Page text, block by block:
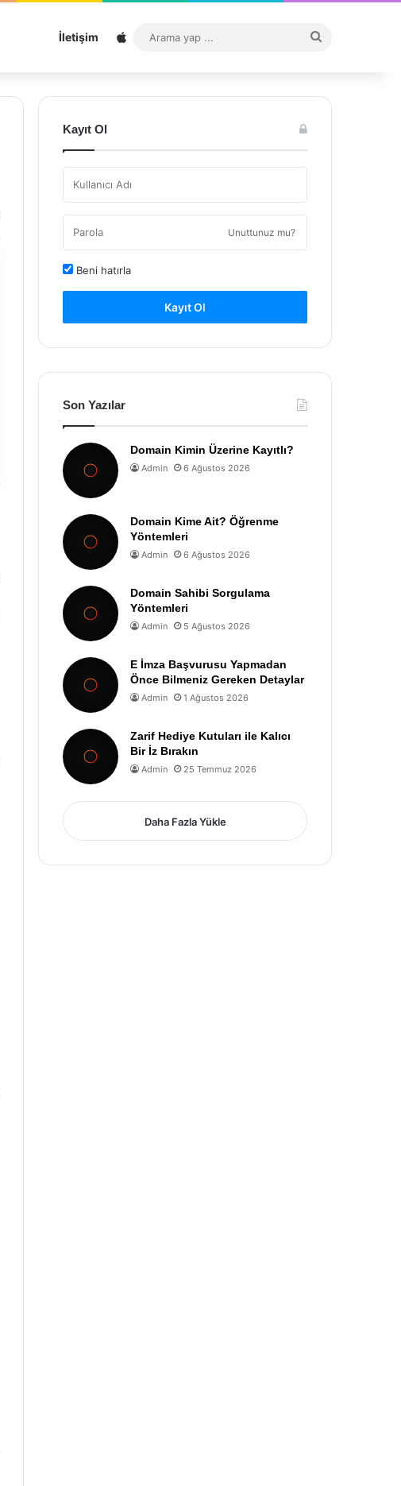
İletişim Sitemap
...
Kayıt Ol
Unuttunuz mu?
Beni hatırla
Kayıt Ol
Son Yazılar
Domain Kimin Üzerine Kayıtlı?
Admin 6 Ağustos 2026
Domain Kime Ait? Öğrenme
Yöntemleri
Admin 6 Ağustos 2026
Domain Sahibi Sorgulama
Yöntemleri
Admin 5 Ağustos 2026
E İmza Başvurusu Yapmadan
Önce Bilmeniz Gereken Detaylar
Admin 1 Ağustos 2026
Zarif Hediye Kutuları ile Kalıcı
Bir İz Bırakın
Admin 25 Temmuz 2026
Daha Fazla Yükle